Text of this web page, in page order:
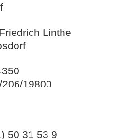
Linthe
19800
50 31 53 9